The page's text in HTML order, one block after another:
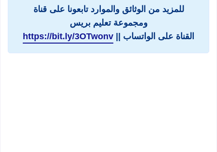
للمزيد من الوثائق والموارد تابعونا على قناة
ومجموعة تعليم بريس
القناة على الواتساب || https://bit.ly/3OTwonv